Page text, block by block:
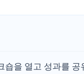
숍을 열고 성과를 공